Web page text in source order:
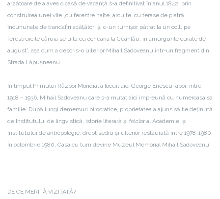
arzătoare de a avea o casă de vacanță s-a definitivat în anul 1842, prin
construirea unei vile „cu ferestre nalte, arcuite, cu terase de piatră
încununate de trandafiri acățători și c-un turnișor pătrat la un colț, pe
ferestruicile căruia se uita cu ocheana la Ceahlău, în amurgurile curate de
august”, așa cum a descris-o ulterior Mihail Sadoveanu într-un fragment din
Strada Lăpușneanu.
În timpul Primului Război Mondial a locuit aici George Enescu, apoi, între
1918 – 1936, Mihail Sadoveanu care s-a mutat aici împreună cu numeroasa sa
familie. După lungi demersuri birocratice, proprietatea a ajuns să fie deținută
de Institutului de lingvistică, istorie literară și folclor al Academiei și
Institutului de antropologie, drept sediu și ulterior restaurată între 1978-1980.
În octombrie 1980, Casa cu turn devine Muzeul Memorial Mihail Sadoveanu.
DE CE MERITĂ VIZITATĂ?